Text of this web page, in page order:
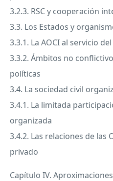
3.2.3. RSCy cooperación
3.3. Los Estados y
3.3.1. La AOCIal servicio
3.3.2. Ámbitos no
políticas
3.4. La sociedad civil
3.4.1. La limitada
organizada
3.4.2. Las relaciones de las
privado
Capítulo IV.